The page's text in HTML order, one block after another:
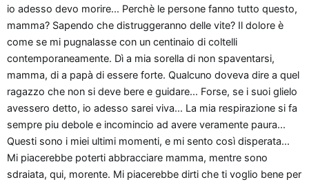
io adesso devo morire... Perchè le persone fanno tutto questo,
mamma? Sapendo che distruggeranno delle vite? Il dolore è
come se mi pugnalasse con un centinaio di coltelli
contemporaneamente. Dì a mia sorella di non spaventarsi,
mamma, di a papà di essere forte. Qualcuno doveva dire a quel
ragazzo che non si deve bere e guidare... Forse, se i suoi glielo
avessero detto, io adesso sarei viva... La mia respirazione si fa
sempre piu debole e incomincio ad avere veramente paura...
Questi sono i miei ultimi momenti, e mi sento così disperata...
Mi piacerebbe poterti abbracciare mamma, mentre sono
sdraiata, qui, morente. Mi piacerebbe dirti che ti voglio bene per